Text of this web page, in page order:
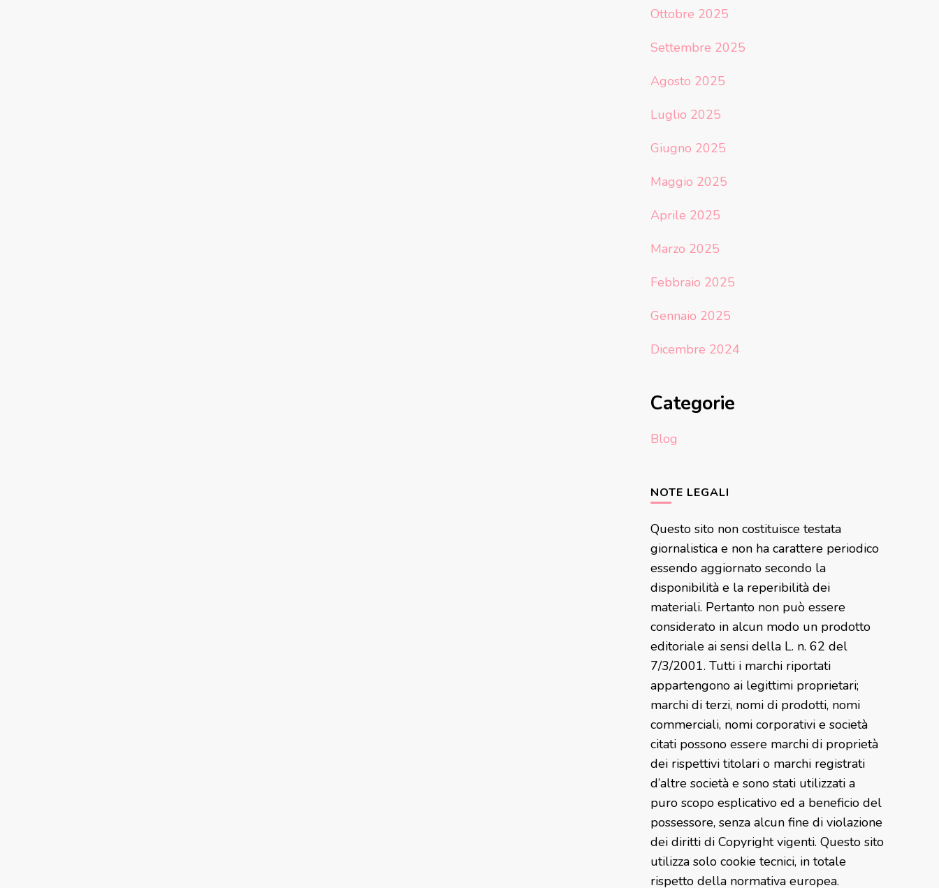
Ottobre 2025
Settembre 2025
Agosto 2025
Luglio 2025
Giugno 2025
Maggio 2025
Aprile 2025
Marzo 2025
Febbraio 2025
Gennaio 2025
Dicembre 2024
Categorie
Blog
NOTE LEGALI
Questo sito non costituisce testata
giornalistica e non ha carattere periodico
essendo aggiornato secondo la
disponibilità e la reperibilità dei
materiali. Pertanto non può essere
considerato in alcun modo un prodotto
editoriale ai sensi della L. n. 62 del
7/3/2001. Tutti i marchi riportati
appartengono ai legittimi proprietari;
marchi di terzi, nomi di prodotti, nomi
commerciali, nomi corporativi e società
citati possono essere marchi di proprietà
dei rispettivi titolari o marchi registrati
d’altre società e sono stati utilizzati a
puro scopo esplicativo ed a beneficio del
possessore, senza alcun fine di violazione
dei diritti di Copyright vigenti. Questo sito
utilizza solo cookie tecnici, in totale
rispetto della normativa europea.